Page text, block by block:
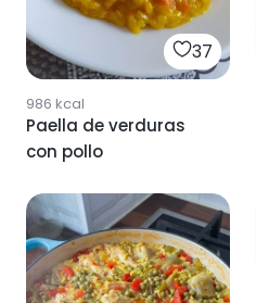
37
986 kcal
Paella de verduras
con pollo